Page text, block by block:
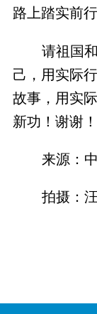
路上踏实前
请祖国
己，用实际
故事，用实
新功！谢谢！
来源：
拍摄：